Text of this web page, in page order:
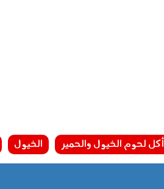
أكل لحوم الخيول والحمير الخيول